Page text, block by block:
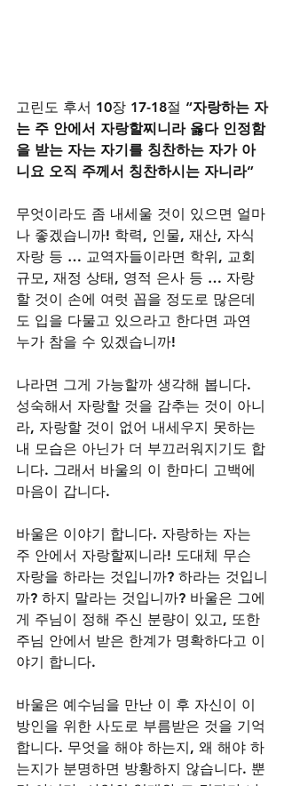
고린도 후서 10장 17-18절 “자랑하는 자
는 주 안에서 자랑할찌니라 옳다 인정함
을 받는 자는 자기를 칭찬하는 자가 아
니요 오직 주께서 칭찬하시는 자니라”
무엇이라도 좀 내세울 것이 있으면 얼마
나 좋겠습니까! 학력, 인물, 재산, 자식
자랑 등 … 교역자들이라면 학위, 교회
규모, 재정 상태, 영적 은사 등 … 자랑
할 것이 손에 여럿 꼽을 정도로 많은데
도 입을 다물고 있으라고 한다면 과연
누가 참을 수 있겠습니까!
나라면 그게 가능할까 생각해 봅니다.
성숙해서 자랑할 것을 감추는 것이 아니
라, 자랑할 것이 없어 내세우지 못하는
내 모습은 아닌가 더 부끄러워지기도 합
니다. 그래서 바울의 이 한마디 고백에
마음이 갑니다.
바울은 이야기 합니다. 자랑하는 자는
주 안에서 자랑할찌니라! 도대체 무슨
자랑을 하라는 것입니까? 하라는 것입니
까? 하지 말라는 것입니까? 바울은 그에
게 주님이 정해 주신 분량이 있고, 또한
주님 안에서 받은 한계가 명확하다고 이
야기 합니다.
바울은 예수님을 만난 이 후 자신이 이
방인을 위한 사도로 부름받은 것을 기억
합니다. 무엇을 해야 하는지, 왜 해야 하
는지가 분명하면 방황하지 않습니다. 뿐